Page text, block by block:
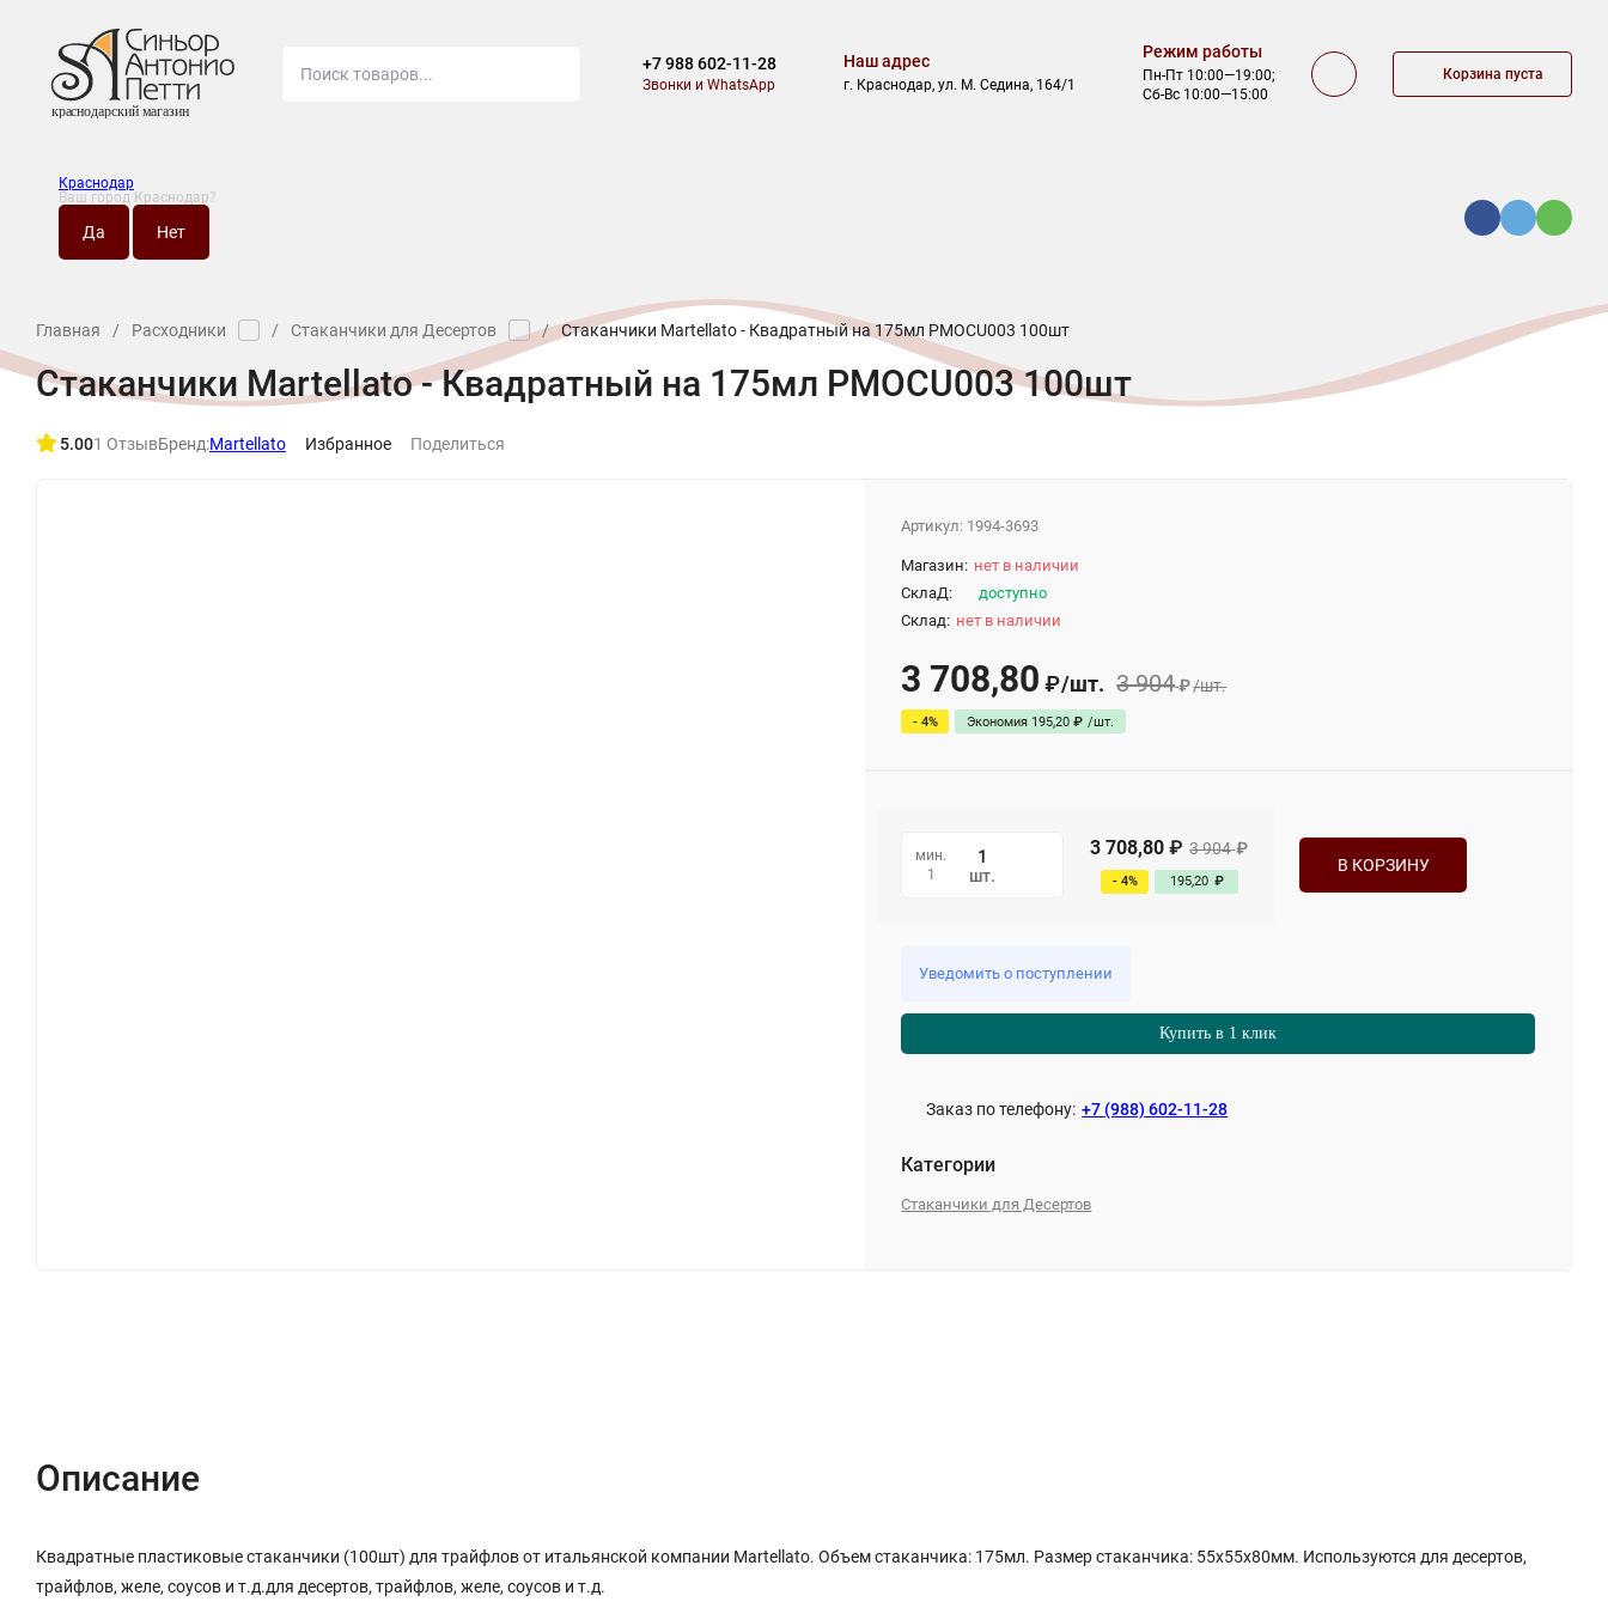
+7 988 602-11-28
Звонки и WhatsApp
Наш адрес
г. Краснодар, ул. М. Седина, 164/1
Режим работы
Пн-Пт 10:00—19:00;
Сб-Вс 10:00—15:00
Корзина пуста
Краснодар
Ваш город Краснодар?
Главная / Расходники / Стаканчики для Десертов / Стаканчики Martellato - Квадратный на 175мл PMOCU003 100шт
Стаканчики Martellato - Квадратный на 175мл PMOCU003 100шт
5.001 ОтзывБренд:Martellato Избранное Поделиться
Артикул: 1994-3693
Магазин: нет в наличии
СклаД:
доступно
Склад: нет в наличии
3 708,80 ₽/шт. 3 904₽/шт.
- 4% Экономия 195,20 ₽ /шт.
мин.
1
шт.
3 708,80 ₽ 3 904 ₽
- 4% 195,20 ₽
В КОРЗИНУ
Уведомить о поступлении
Купить в 1 клик
Заказ по телефону: +7 (988) 602-11-28
Категории
Стаканчики для Десертов
Описание
Квадратные пластиковые стаканчики (100шт) для трайфлов от итальянской компании Martellato. Объем стаканчика: 175мл. Размер стаканчика: 55х55х80мм. Используются для десертов,
трайфлов, желе, соусов и т.д.для десертов, трайфлов, желе, соусов и т.д.